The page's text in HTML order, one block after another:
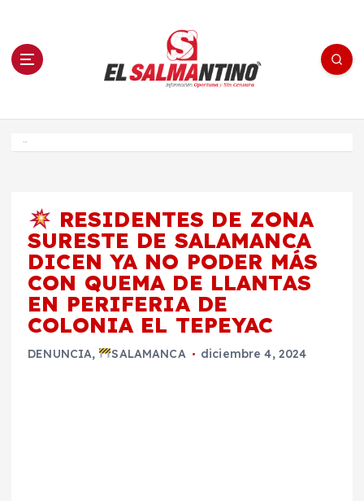
n El Salmantino - medios/noticias/editorial
RESIDENTES DE ZONA
SURESTE DE SALAMANCA
DICEN YA NO PODER MÁS
CON QUEMA DE LLANTAS
EN PERIFERIA DE
COLONIA EL TEPEYAC
DENUNCIA, SALAMANCA diciembre 4, 2024